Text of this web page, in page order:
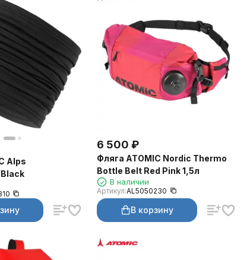
Alps
6 500 ₽
Фляга ATOMIC Nordic Thermo
Bottle Belt Red Pink 1,5л
В наличии
Артикул:AL5050230
В корзину